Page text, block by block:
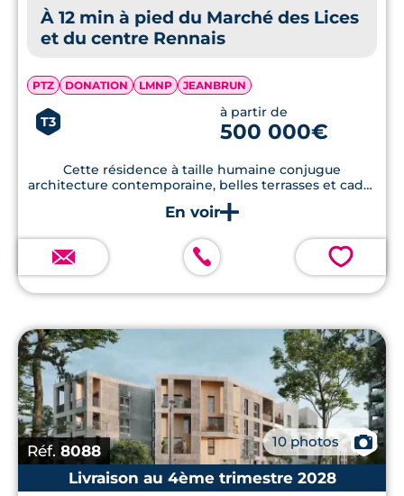
À 12 min à pied du Marché des Lices
et du centre Rennais
PTZ DONATION LMNP JEANBRUN
T3
à partir de
500 000€
Cette résidence à taille humaine conjugue
architecture contemporaine, belles terrasses et cadre
de vie apaisé.
💗
Réf. 8088 10 photos
📷
Livraison au 4ème trimestre 2028